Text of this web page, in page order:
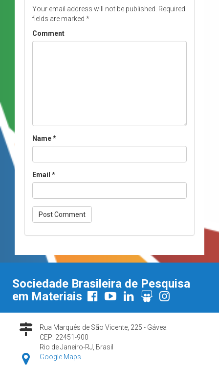
Your email address will not be published. Required
fields are marked *
Comment
Name*
Email *
Sociedade Brasileira de Pesquisa
em Materiais
Rua Marquês de São Vicente, 225 - Gávea
CEP: 22451-900
Rio de Janeiro-RJ, Brasil
Google Maps